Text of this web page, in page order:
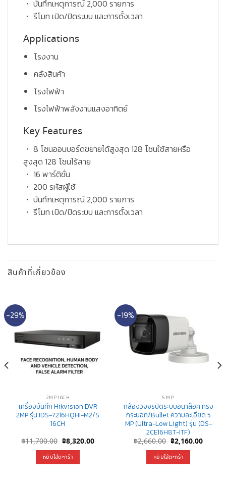
・ บันทึกเหตุการณ์ 2,000 รายการ
・ รีโมท เปิด/ปิดระบบ และการตั้งเวลา
Applications
โรงงาน
คลังสินค้า
โรงไฟฟ้า
โรงไฟฟ้าพลังงานแสงอาทิตย์
Key Features
・ 8 โซนออนบอร์ดขยายได้สูงสุด 128 โซนใช้สายหรือ
สูงสุด 128 โซนไร้สาย
・ 16 พาร์ติชั่น
・ 200 รหัสผู้ใช้
・ บันทึกเหตุการณ์ 2,000 รายการ
・ รีโมท เปิด/ปิดระบบ และการตั้งเวลา
สินค้าที่เกี่ยวข้อง
-29%
2MP 16CH
เครื่องบันทึก Hikvision DVR
2MP รุ่น IDS-7216HQHI-M2/S
16CH
฿11,700.00 Original
price
was:
฿11,700.00.
฿8,320.00Current
หยิบใส่ตะกร้า
-19%
5 MP
กล้องวงจรปิดระบบอนาล็อค ทรง
กระบอก/Bullet ความละเอียด 5
MP (Ultra-Low Light) รุ่น (DS-
2CE16H8T-ITF)
฿2,660.00 Original
price
was:
฿2,660.00.
฿2,160.00
หยิบใส่ตะกร้า